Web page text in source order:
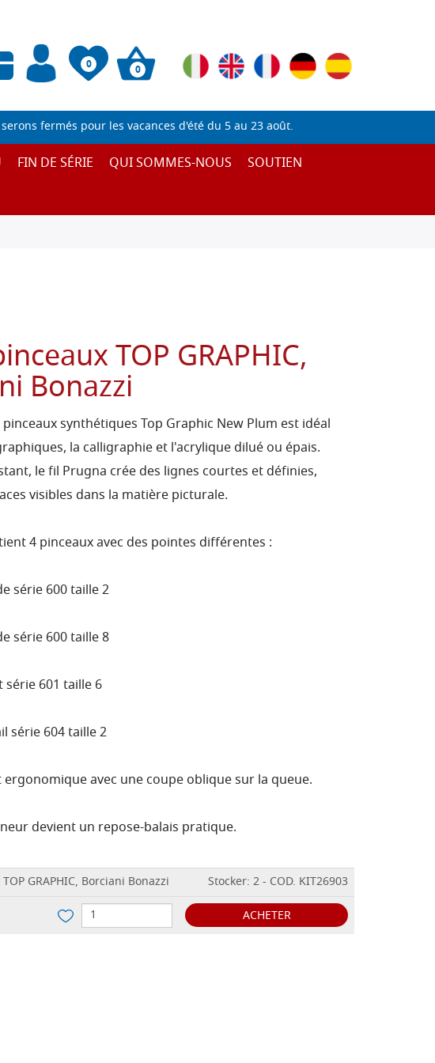
0 0
fermés pour les vacances d'été du 5 au 23 août.
FIN DE SÉRIE QUI SOMMES-NOUS
SOUTIEN
TOP GRAPHIC,
Bonazzi
synthétiques Top Graphic New Plum est idéal
la calligraphie et l'acrylique dilué ou épais.
le fil Prugna crée des lignes courtes et définies,
visibles dans la matière picturale.
4 pinceaux avec des pointes différentes :
série 600 taille 2
série 600 taille 8
série 601 taille 6
série 604 taille 2
ergonomique avec une coupe oblique sur la queue.
devient un repose-balais pratique.
GRAPHIC, Borciani Bonazzi Stocker: 2 - COD. KIT26903
ACHETER